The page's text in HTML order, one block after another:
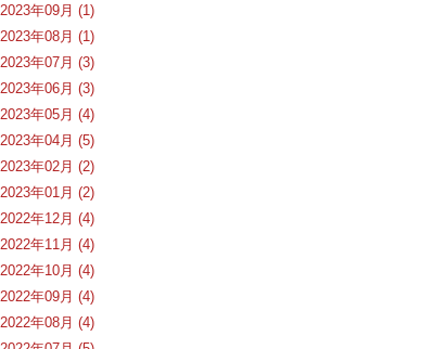
2023年09月 (1)
2023年08月 (1)
2023年07月 (3)
2023年06月 (3)
2023年05月 (4)
2023年04月 (5)
2023年02月 (2)
2023年01月 (2)
2022年12月 (4)
2022年11月 (4)
2022年10月 (4)
2022年09月 (4)
2022年08月 (4)